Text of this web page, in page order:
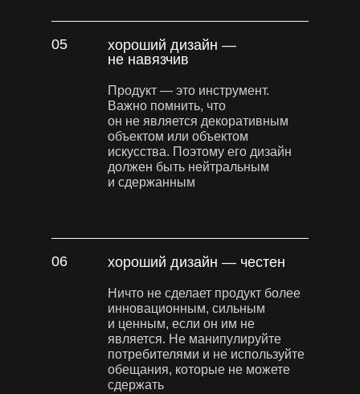
05
хороший дизайн —
не навязчив
Продукт — это инструмент.
Важно помнить, что
он не является декоративным
объектом или объектом
искусства. Поэтому его дизайн
должен быть нейтральным
и сдержанным
06 хороший дизайн — честен
Ничто не сделает продукт более
инновационным, сильным
и ценным, если он им не
является. Не манипулируйте
потребителями и не используйте
обещания, которые не можете
сдержать